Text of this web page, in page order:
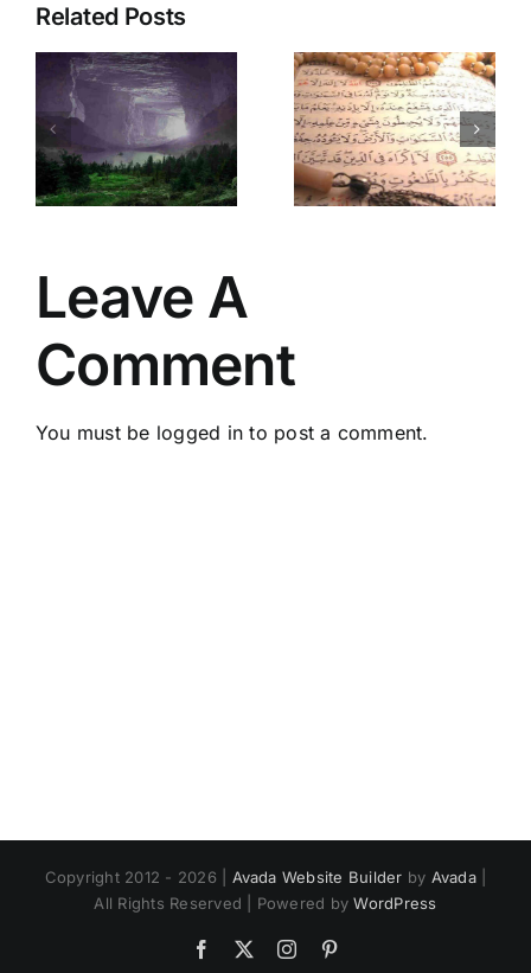
Related Posts
Supera
bloqueos y
conectate
con la
Divinidad:
Ciudad
en kin 1
Bajo Sitio
en kin 12:
Sana
karma
Leave A
Comment
You must be logged in to post a comment.
Copyright 2012 - 2026 | Avada Website Builder by Avada|
All Rights Reserved | Powered byWordPress
Facebook Instagram